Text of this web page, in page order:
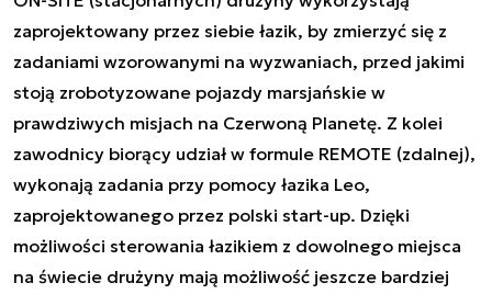
zaprojektowany przez siebie łazik, by zmierzyć się z
zadaniami wzorowanymi na wyzwaniach, przed jakimi
stoją zrobotyzowane pojazdy marsjańskie w
prawdziwych misjach na Czerwoną Planetę. Z kolei
zawodnicy biorący udział w formule REMOTE (zdalnej),
wykonają zadania przy pomocy łazika Leo,
zaprojektowanego przez polski start-up. Dzięki
możliwości sterowania łazikiem z dowolnego miejsca
na świecie drużyny mają możliwość jeszcze bardziej